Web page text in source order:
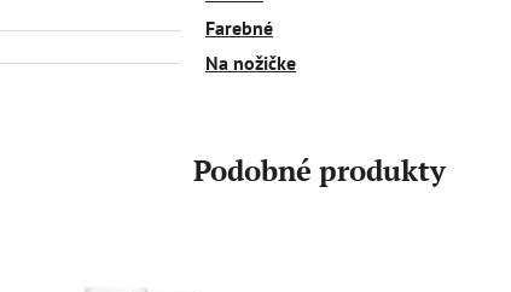
Farebné
Na nožičke
Podobné produkty